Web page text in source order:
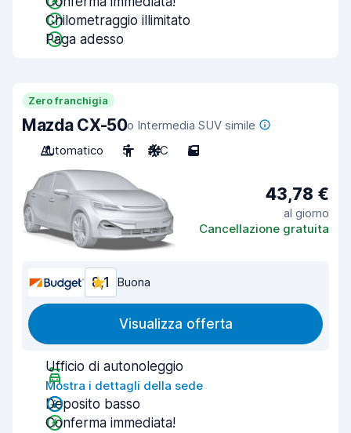
Chilometraggio illimitato
Paga adesso
Zero franchigia
Mazda CX-50o Intermedia SUV simile
Automatico
5 A/C 5
43,78 €
al giorno
Cancellazione gratuita
8,1 Buona
Visualizza offerta
Ufficio di autonoleggio
Mostra i dettagli della sede
Deposito basso
Conferma immediata!